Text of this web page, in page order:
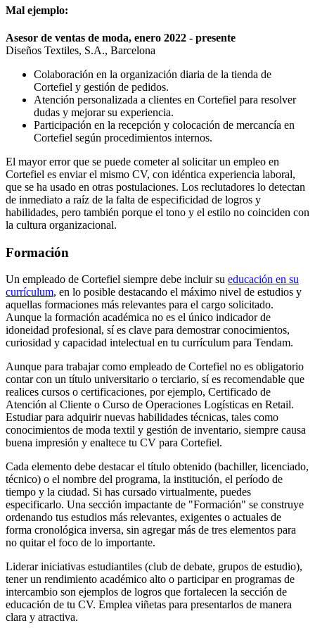
Mal ejemplo:
Asesor de ventas de moda, enero 2022 - presente
Diseños Textiles, S.A., Barcelona
Colaboración en la organización diaria de la tienda de
Cortefiel y gestión de pedidos.
Atención personalizada a clientes en Cortefiel para resolver
dudas y mejorar su experiencia.
Participación en la recepción y colocación de mercancía en
Cortefiel según procedimientos internos.
El mayor error que se puede cometer al solicitar un empleo en
Cortefiel es enviar el mismo CV, con idéntica experiencia laboral,
que se ha usado en otras postulaciones. Los reclutadores lo detectan
de inmediato a raíz de la falta de especificidad de logros y
habilidades, pero también porque el tono y el estilo no coinciden con
la cultura organizacional.
Formación
Un empleado de Cortefiel siempre debe incluir su educación en su
currículum, en lo posible destacando el máximo nivel de estudios y
aquellas formaciones más relevantes para el cargo solicitado.
Aunque la formación académica no es el único indicador de
idoneidad profesional, sí es clave para demostrar conocimientos,
curiosidad y capacidad intelectual en tu currículum para Tendam.
Aunque para trabajar como empleado de Cortefiel no es obligatorio
contar con un título universitario o terciario, sí es recomendable que
realices cursos o certificaciones, por ejemplo, Certificado de
Atención al Cliente o Curso de Operaciones Logísticas en Retail.
Estudiar para adquirir nuevas habilidades técnicas, tales como
conocimientos de moda textil y gestión de inventario, siempre causa
buena impresión y enaltece tu CV para Cortefiel.
Cada elemento debe destacar el título obtenido (bachiller, licenciado,
técnico) o el nombre del programa, la institución, el período de
tiempo y la ciudad. Si has cursado virtualmente, puedes
especificarlo. Una sección impactante de "Formación" se construye
ordenando tus estudios más relevantes, exigentes o actuales de
forma cronológica inversa, sin agregar más de tres elementos para
no quitar el foco de lo importante.
Liderar iniciativas estudiantiles (club de debate, grupos de estudio),
tener un rendimiento académico alto o participar en programas de
intercambio son ejemplos de logros que fortalecen la sección de
educación de tu CV. Emplea viñetas para presentarlos de manera
clara y atractiva.